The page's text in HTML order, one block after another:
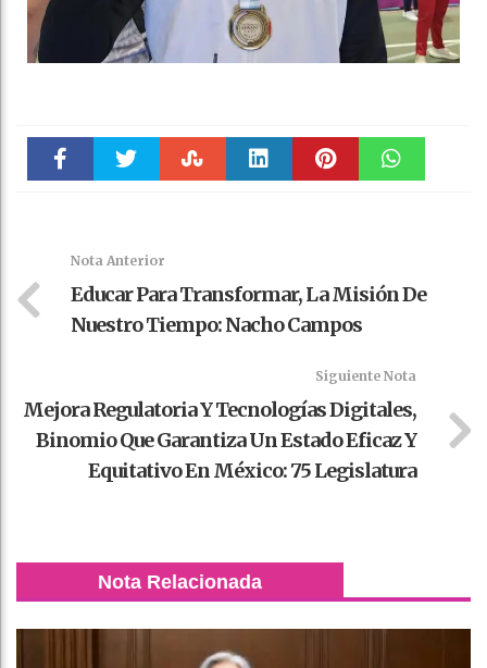
Nota Anterior
Educar Para Transformar, La Misión De
Nuestro Tiempo: Nacho Campos
Siguiente Nota
Mejora Regulatoria Y Tecnologías Digitales,
Binomio Que Garantiza Un Estado Eficaz Y
Equitativo En México: 75 Legislatura
Nota Relacionada